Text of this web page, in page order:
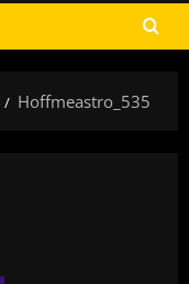
Hoffmeastro_535